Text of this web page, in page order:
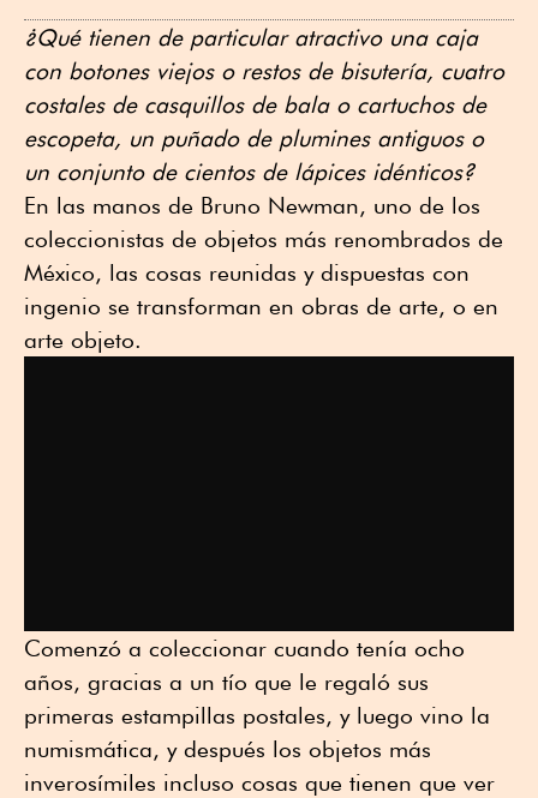
¿Qué tienen de particular atractivo una caja
con botones viejos o restos de bisutería, cuatro
costales de casquillos de bala o cartuchos de
escopeta, un puñado de plumines antiguos o
un conjunto de cientos de lápices idénticos?
En las manos de Bruno Newman, uno de los
coleccionistas de objetos más renombrados de
México, las cosas reunidas y dispuestas con
ingenio se transforman en obras de arte, o en
arte objeto.
Comenzó a coleccionar cuando tenía ocho
años, gracias a un tío que le regaló sus
primeras estampillas postales, y luego vino la
numismática, y después los objetos más
inverosímiles incluso cosas que tienen que ver